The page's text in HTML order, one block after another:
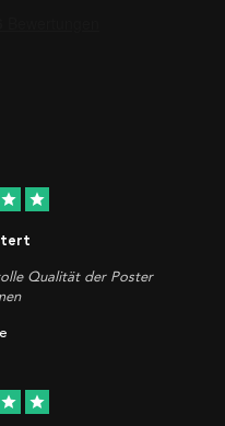
star star
Qualität der Poster
star star